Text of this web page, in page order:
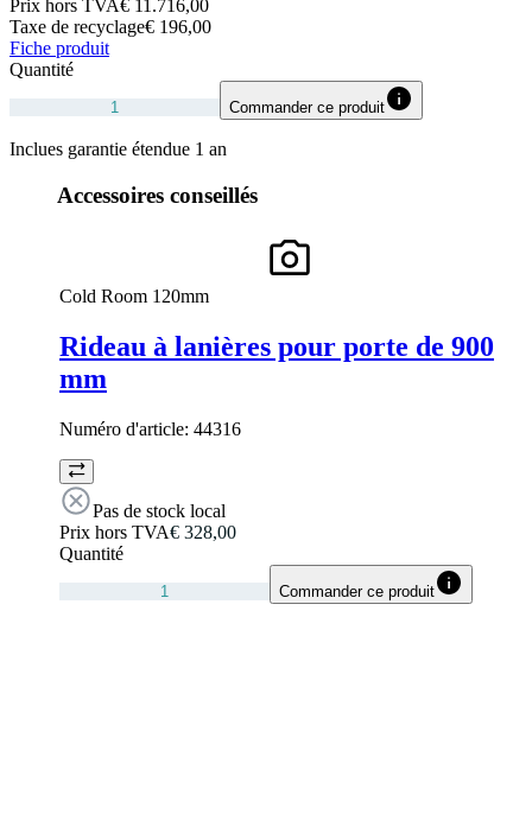
Prix hors TVA€ 11.716,00
Taxe de recyclage€ 196,00
Fiche produit
Quantité
Commander ce produit
Inclues garantie étendue 1 an
Accessoires conseillés
Cold Room 120mm
Rideau à lanières pour porte de 900
mm
Numéro d'article: 44316
Pas de stock local
Prix hors TVA€ 328,00
Quantité
Commander ce produit